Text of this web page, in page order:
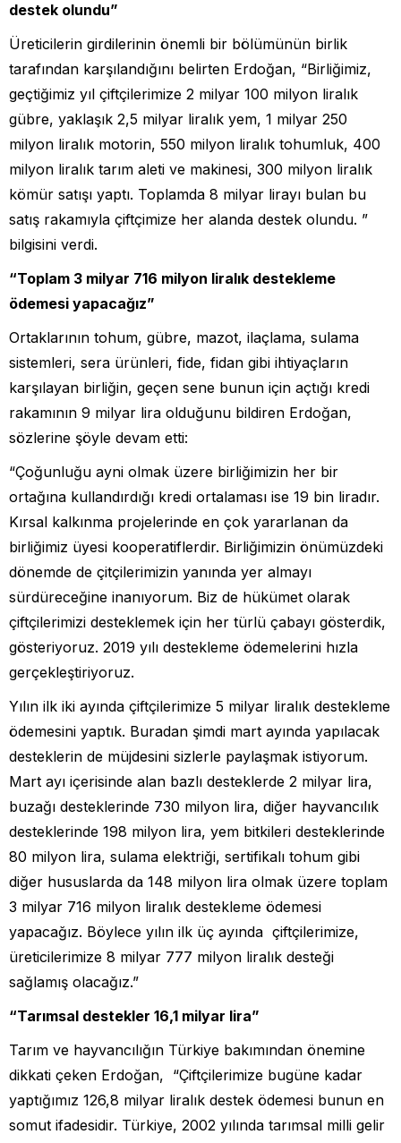
destek olundu”
Üreticilerin girdilerinin önemli bir bölümünün birlik
tarafından karşılandığını belirten Erdoğan, “Birliğimiz,
geçtiğimiz yıl çiftçilerimize 2 milyar 100 milyon liralık
gübre, yaklaşık 2,5 milyar liralık yem, 1 milyar 250
milyon liralık motorin, 550 milyon liralık tohumluk, 400
milyon liralık tarım aleti ve makinesi, 300 milyon liralık
kömür satışı yaptı. Toplamda 8 milyar lirayı bulan bu
satış rakamıyla çiftçimize her alanda destek olundu. ”
bilgisini verdi.
“Toplam 3 milyar 716 milyon liralık destekleme
ödemesi yapacağız”
Ortaklarının tohum, gübre, mazot, ilaçlama, sulama
sistemleri, sera ürünleri, fide, fidan gibi ihtiyaçların
karşılayan birliğin, geçen sene bunun için açtığı kredi
rakamının 9 milyar lira olduğunu bildiren Erdoğan,
sözlerine şöyle devam etti:
“Çoğunluğu ayni olmak üzere birliğimizin her bir
ortağına kullandırdığı kredi ortalaması ise 19 bin liradır.
Kırsal kalkınma projelerinde en çok yararlanan da
birliğimiz üyesi kooperatiflerdir. Birliğimizin önümüzdeki
dönemde de çitçilerimizin yanında yer almayı
sürdüreceğine inanıyorum. Biz de hükümet olarak
çiftçilerimizi desteklemek için her türlü çabayı gösterdik,
gösteriyoruz. 2019 yılı destekleme ödemelerini hızla
gerçekleştiriyoruz.
Yılın ilk iki ayında çiftçilerimize 5 milyar liralık destekleme
ödemesini yaptık. Buradan şimdi mart ayında yapılacak
desteklerin de müjdesini sizlerle paylaşmak istiyorum.
Mart ayı içerisinde alan bazlı desteklerde 2 milyar lira,
buzağı desteklerinde 730 milyon lira, diğer hayvancılık
desteklerinde 198 milyon lira, yem bitkileri desteklerinde
80 milyon lira, sulama elektriği, sertifikalı tohum gibi
diğer hususlarda da 148 milyon lira olmak üzere toplam
3 milyar 716 milyon liralık destekleme ödemesi
yapacağız. Böylece yılın ilk üç ayında çiftçilerimize,
üreticilerimize 8 milyar 777 milyon liralık desteği
sağlamış olacağız.”
“Tarımsal destekler 16,1 milyar lira”
Tarım ve hayvancılığın Türkiye bakımından önemine
dikkati çeken Erdoğan, “Çiftçilerimize bugüne kadar
yaptığımız 126,8 milyar liralık destek ödemesi bunun en
somut ifadesidir. Türkiye, 2002 yılında tarımsal milli gelir